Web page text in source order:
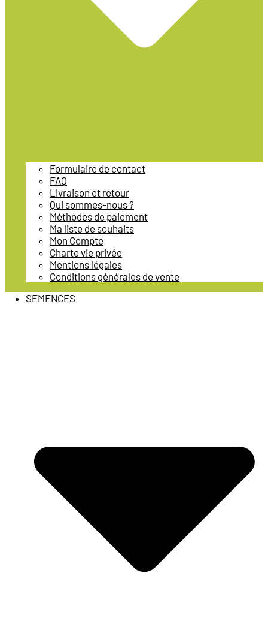
Formulaire de contact
FAQ
Livraison et retour
Qui sommes-nous ?
Méthodes de paiement
Ma liste de souhaits
Mon Compte
Charte vie privée
Mentions légales
Conditions générales de vente
SEMENCES